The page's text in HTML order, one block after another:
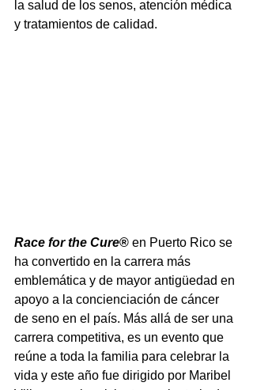
la salud de los senos, atención médica
y tratamientos de calidad.
Race for the Cure® en Puerto Rico se
ha convertido en la carrera más
emblemática y de mayor antigüedad en
apoyo a la concienciación de cáncer
de seno en el país. Más allá de ser una
carrera competitiva, es un evento que
reúne a toda la familia para celebrar la
vida y este año fue dirigido por Maribel